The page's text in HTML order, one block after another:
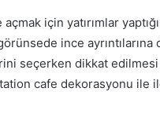
için yatırımlar
ince
seçerken dikkat
cafe dekorasyonu ile